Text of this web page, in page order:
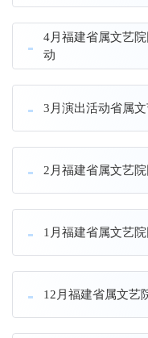
4月福建省属文艺
动
3月演出活动省属
2月福建省属文艺
1月福建省属文艺
12月福建省属文艺